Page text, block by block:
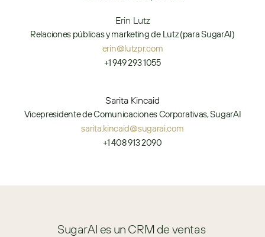
Erin Lutz
Relaciones públicas y marketing de Lutz (para SugarAI)
erin@lutzpr.com
+1 949 293 1055
Sarita Kincaid
Vicepresidente de Comunicaciones Corporativas, SugarAI
sarita.kincaid@sugarai.com
+1 408 913 2090
SugarAI es un CRM de ventas